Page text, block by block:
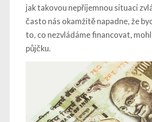
jak takovou nepříjemnou situaci
často nás okamžitě napadne, že
to, co nezvládáme financovat,
půjčku.